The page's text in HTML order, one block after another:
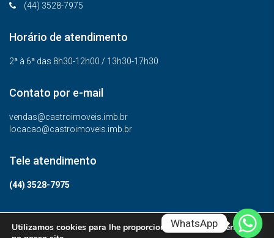
(44) 3528-7975
Horário de atendimento
2ª à 6ª das 8h30-12h00 / 13h30-17h30
Contato por e-mail
vendas@castroimoveis.imb.br
locacao@castroimoveis.imb.br
Tele atendimento
(44) 3528-7975
© Todos os direitos reservados.
Utilizamos cookies para lhe proporcionar a melhor experiência
WhatsApp